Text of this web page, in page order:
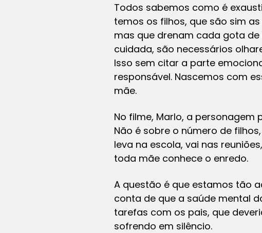
Todos sabemos como é
temos os filhos, que são sim
mas que drenam cada gota
cuidada, são necessários
Isso sem citar a parte
responsável. Nascemos com
mãe.
No filme, Marlo, a
Não é sobre o número de
leva na escola, vai nas
toda mãe conhece o enredo.
A questão é que estamos tão
conta de que a saúde mental
tarefas com os pais, que
sofrendo em silêncio.